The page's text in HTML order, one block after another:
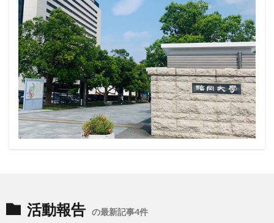
活動報告 の最新記事4件